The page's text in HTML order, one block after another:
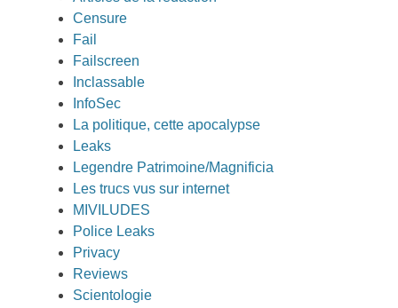
Censure
Fail
Failscreen
Inclassable
InfoSec
La politique, cette apocalypse
Leaks
Legendre Patrimoine/Magnificia
Les trucs vus sur internet
MIVILUDES
Police Leaks
Privacy
Reviews
Scientologie